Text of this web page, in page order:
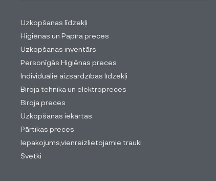
Uzkopšanas līdzekļi
Higiēnas un Papīra preces
Uzkopšanas inventārs
Personīgās Higiēnas preces
Individuālie aizsardzības līdzekļi
Biroja tehnika un elektropreces
Biroja preces
Uzkopšanas iekārtas
Pārtikas preces
Iepakojums,vienreizlietojamie trauki
Svētki